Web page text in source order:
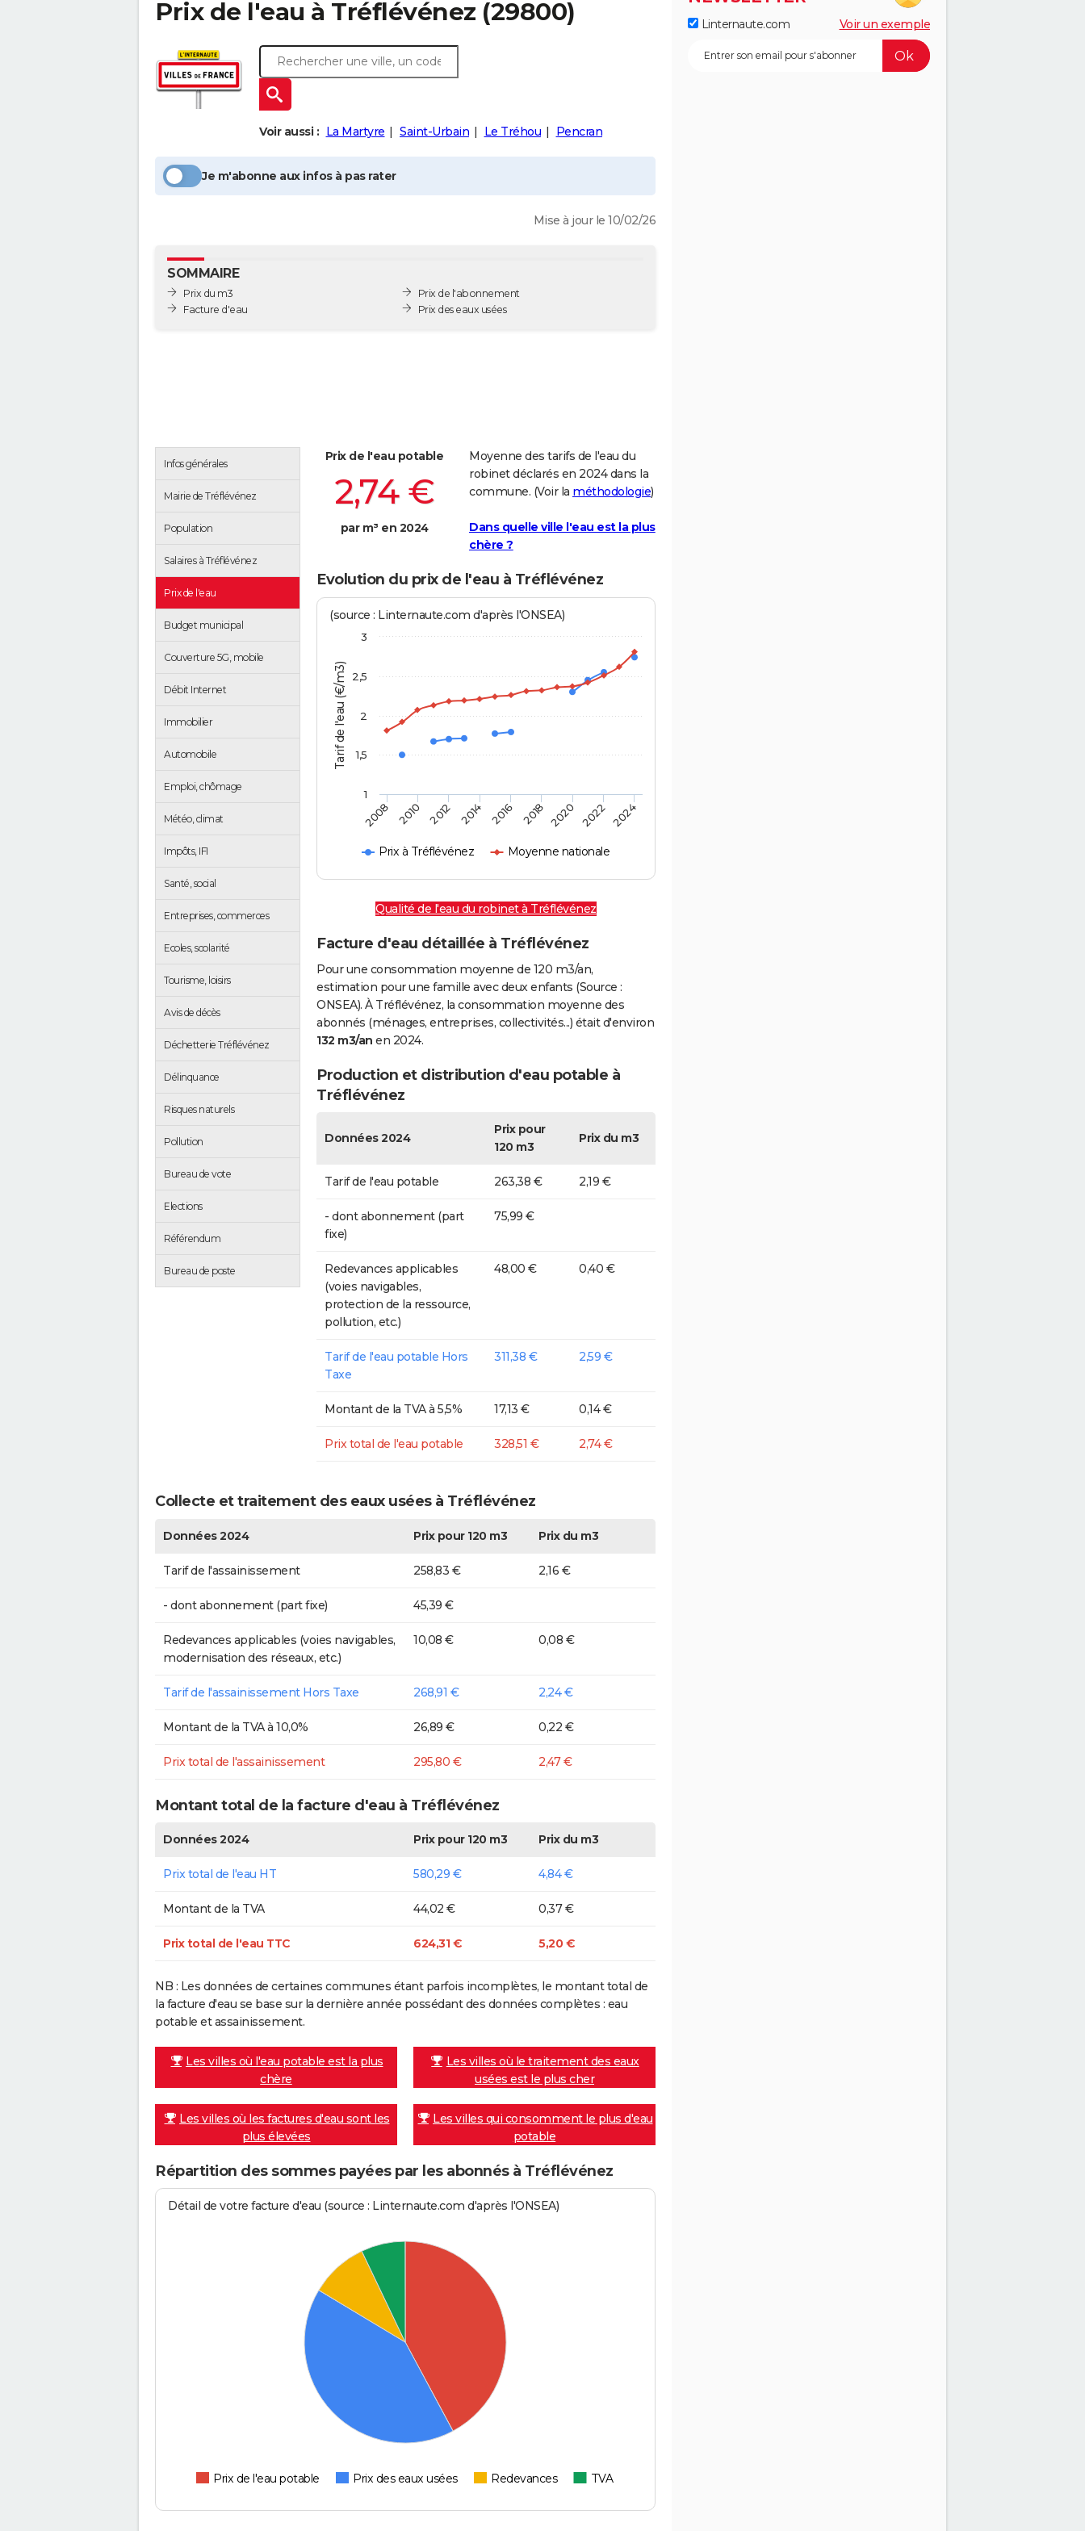
Prix de l'eau à Tréflévénez (29800)
Voir aussi : La Martyre Saint-Urbain Le Tréhou Pencran
Je m'abonne aux infos à pas rater
Mise à jour le 10/02/26
SOMMAIRE
Prix du m3
Facture d'eau
Prix de l'abonnement
Prix des eaux usées
Infos générales
Mairie de Tréflévénez
Population
Salaires à Tréflévénez
Prix de l'eau
Budget municipal
Couverture 5G, mobile
Débit Internet
Immobilier
Automobile
Emploi, chômage
Météo, climat
Impôts, IFI
Santé, social
Entreprises, commerces
Ecoles, scolarité
Tourisme, loisirs
Avis de décès
Déchetterie Tréflévénez
Délinquance
Risques naturels
Pollution
Bureau de vote
Elections
Référendum
Bureau de poste
Prix de l'eau potable
2,74 €
par m³ en 2024
Moyenne des tarifs de l'eau du
robinet déclarés en 2024 dans la
commune. (Voir la méthodologie)
Dans quelle ville l'eau est la plus
chère ?
Evolution du prix de l'eau à Tréflévénez
Tarif de l'eau (€/m3)
(source : Linternaute.com d'après l'ONSEA)
Prix à Tréflévénez Moyenne nationale
2008 2010 2012 2014 2016 2018 2020 2022 2024
1
1,5
2
2,5
3
Qualité de l'eau du robinet à Tréflévénez
Facture d'eau détaillée à Tréflévénez
Pour une consommation moyenne de 120 m3/an,
estimation pour une famille avec deux enfants (Source :
ONSEA). À Tréflévénez, la consommation moyenne des
abonnés (ménages, entreprises, collectivités...) était d'environ
132 m3/an en 2024.
Production et distribution d'eau potable à
Tréflévénez
Données 2024
Prix pour
120 m3
Prix du m3
Tarif de l'eau potable 263,38 € 2,19 €
- dont abonnement (part
fixe)
75,99 €
Redevances applicables
(voies navigables,
protection de la ressource,
pollution, etc.)
48,00 € 0,40 €
Tarif de l'eau potable Hors
Taxe
311,38 € 2,59 €
Montant de la TVA à 5,5% 17,13 € 0,14 €
Prix total de l'eau potable 328,51 € 2,74 €
Collecte et traitement des eaux usées à Tréflévénez
Données 2024 Prix pour 120 m3 Prix du m3
Tarif de l'assainissement 258,83 € 2,16 €
- dont abonnement (part fixe) 45,39 €
Redevances applicables (voies navigables,
modernisation des réseaux, etc.)
10,08 € 0,08 €
Tarif de l'assainissement Hors Taxe 268,91 € 2,24 €
Montant de la TVA à 10,0% 26,89 € 0,22 €
Prix total de l'assainissement 295,80 € 2,47 €
Montant total de la facture d'eau à Tréflévénez
Données 2024 Prix pour 120 m3 Prix du m3
Prix total de l'eau HT 580,29 € 4,84 €
Montant de la TVA 44,02 € 0,37 €
Prix total de l'eau TTC 624,31 € 5,20 €
NB : Les données de certaines communes étant parfois incomplètes, le montant total de
la facture d'eau se base sur la dernière année possédant des données complètes : eau
potable et assainissement.
Les villes où l'eau potable est la plus
chère
Les villes où le traitement des eaux
usées est le plus cher
Les villes où les factures d'eau sont les
plus élevées
Les villes qui consomment le plus d'eau
potable
Répartition des sommes payées par les abonnés à Tréflévénez
Détail de votre facture d'eau (source : Linternaute.com d'après l'ONSEA)
Prix de l'eau potable Prix des eaux usées Redevances TVA
Linternaute.com Voir un exemple